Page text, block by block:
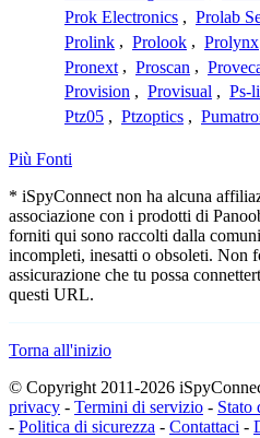
Prok Electronics , Prolab
Prolink , Prolook , Prolynx
Pronext , Proscan ,
Provision , Provisual , Ps-
Ptz05 , Ptzoptics ,
Più Fonti
* iSpyConnect non ha alcuna
associazione con i prodotti di
forniti qui sono raccolti dalla
incompleti, inesatti o obsoleti. Non
assicurazione che tu possa
questi URL.
Torna all'inizio
© Copyright 2011-2026
privacy - Termini di servizio - Stato
- Politica di sicurezza - Contattaci -